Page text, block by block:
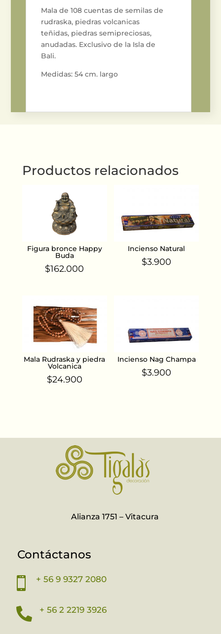
Mala de 108 cuentas de semilas de
rudraska, piedras volcanicas
teñidas, piedras semipreciosas,
anudadas. Exclusivo de la Isla de
Bali.
Medidas: 54 cm. largo
Productos relacionados
Figura bronce Happy
Buda
$162.000
Incienso Natural
$3.900
Mala Rudraska y piedra
Volcanica
$24.900
Incienso Nag Champa
$3.900
Alianza 1751 – Vitacura
Contáctanos
 + 56 9 9327 2080
 + 56 2 2219 3926